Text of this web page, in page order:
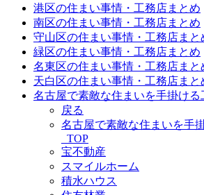
港区の住まい事情・工務店まとめ
南区の住まい事情・工務店まとめ
守山区の住まい事情・工務店まと
緑区の住まい事情・工務店まとめ
名東区の住まい事情・工務店まと
天白区の住まい事情・工務店まと
名古屋で素敵な住まいを手掛ける
戻る
名古屋で素敵な住まいを手
_TOP
宝不動産
スマイルホーム
積水ハウス